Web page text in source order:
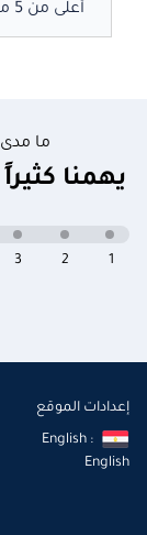
أعلى من 5 مليون جم
ما
يهمنا
3 2 1
إعدادات الموقع
English :
English